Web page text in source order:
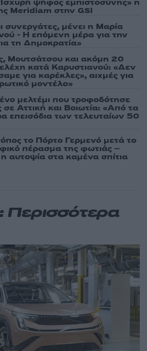
ψήφος εμπιστοσύνης» η
Meridiam στην GSI
συνεργάτες, μένει η Μαρία
- Η επόμενη μέρα για την
τη Δημοκρατία»
Μουτσάτσου και ακόμη 20
κατά Καρυστιανού: «Δεν
για καρέκλες», αιχμές για
μοντέλο»
μελτέμι που τροφοδότησε
σε Αττική και Βοιωτία: «Από τα
επεισόδια των τελευταίων 50
το Πόρτο Γερμενό μετά το
πέρασμα της φωτιάς –
αυτοψία στα καμένα σπίτια
Περισσότερα